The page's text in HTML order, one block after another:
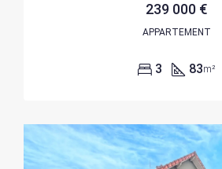
239 000 €
APPARTEMENT
3 83m²